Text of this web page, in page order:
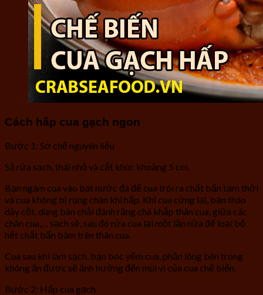
Cách hấp cua gạch ngon
Bước 1: Sơ chế nguyên liệu
Sả rửa sạch, thái nhỏ và cắt khúc khoảng 5 cm.
Bạn ngâm cua vào bát nước đá để cua trôi ra chất bẩn tạm thời
và cua không bị rụng chân khi hấp. Khi cua cứng lại, bạn tháo
dây cột, dùng bàn chải đánh răng chà khắp thân cua, giữa các
chân cua,… sạch sẽ, sau đó rửa cua lại một lần nữa để loại bỏ
hết chất bẩn bám trên thân cua.
Cua sau khi làm sạch, bạn bóc yếm cua, phần lông bên trong
không ăn được sẽ ảnh hưởng đến mùi vị của cua chế biến.
Bước 2: Hấp cua gạch